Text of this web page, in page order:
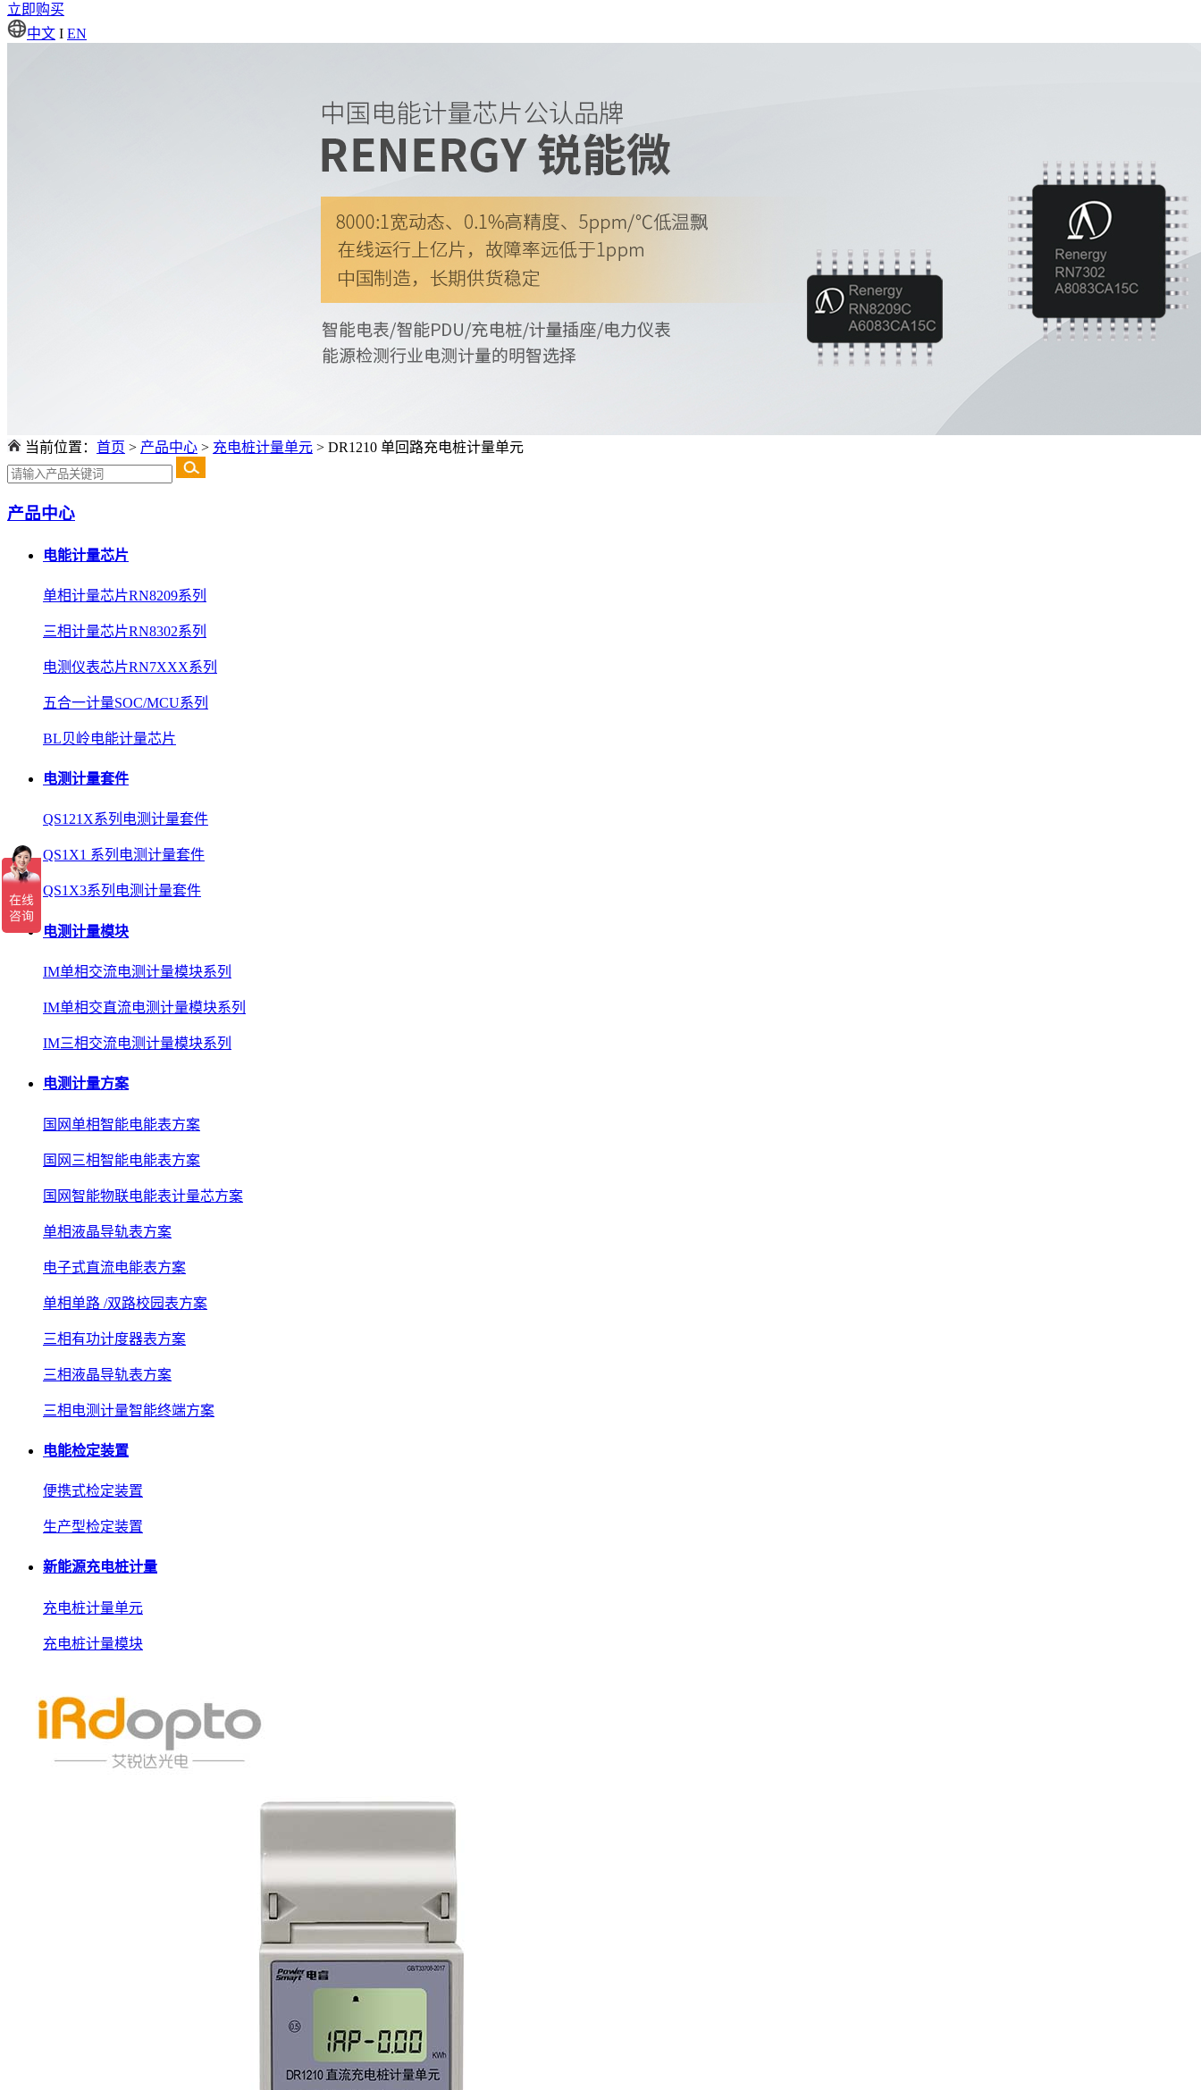
立即购买
中文 I EN
当前位置： 首页 > 产品中心 > 充电桩计量单元 > DR1210 单回路充电桩计量单元
产品中心
电能计量芯片
单相计量芯片RN8209系列
三相计量芯片RN8302系列
电测仪表芯片RN7XXX系列
五合一计量SOC/MCU系列
BL贝岭电能计量芯片
电测计量套件
QS121X系列电测计量套件
QS1X1 系列电测计量套件
QS1X3系列电测计量套件
电测计量模块
IM单相交流电测计量模块系列
IM单相交直流电测计量模块系列
IM三相交流电测计量模块系列
电测计量方案
国网单相智能电能表方案
国网三相智能电能表方案
国网智能物联电能表计量芯方案
单相液晶导轨表方案
电子式直流电能表方案
单相单路 /双路校园表方案
三相有功计度器表方案
三相液晶导轨表方案
三相电测计量智能终端方案
电能检定装置
便携式检定装置
生产型检定装置
新能源充电桩计量
充电桩计量单元
充电桩计量模块